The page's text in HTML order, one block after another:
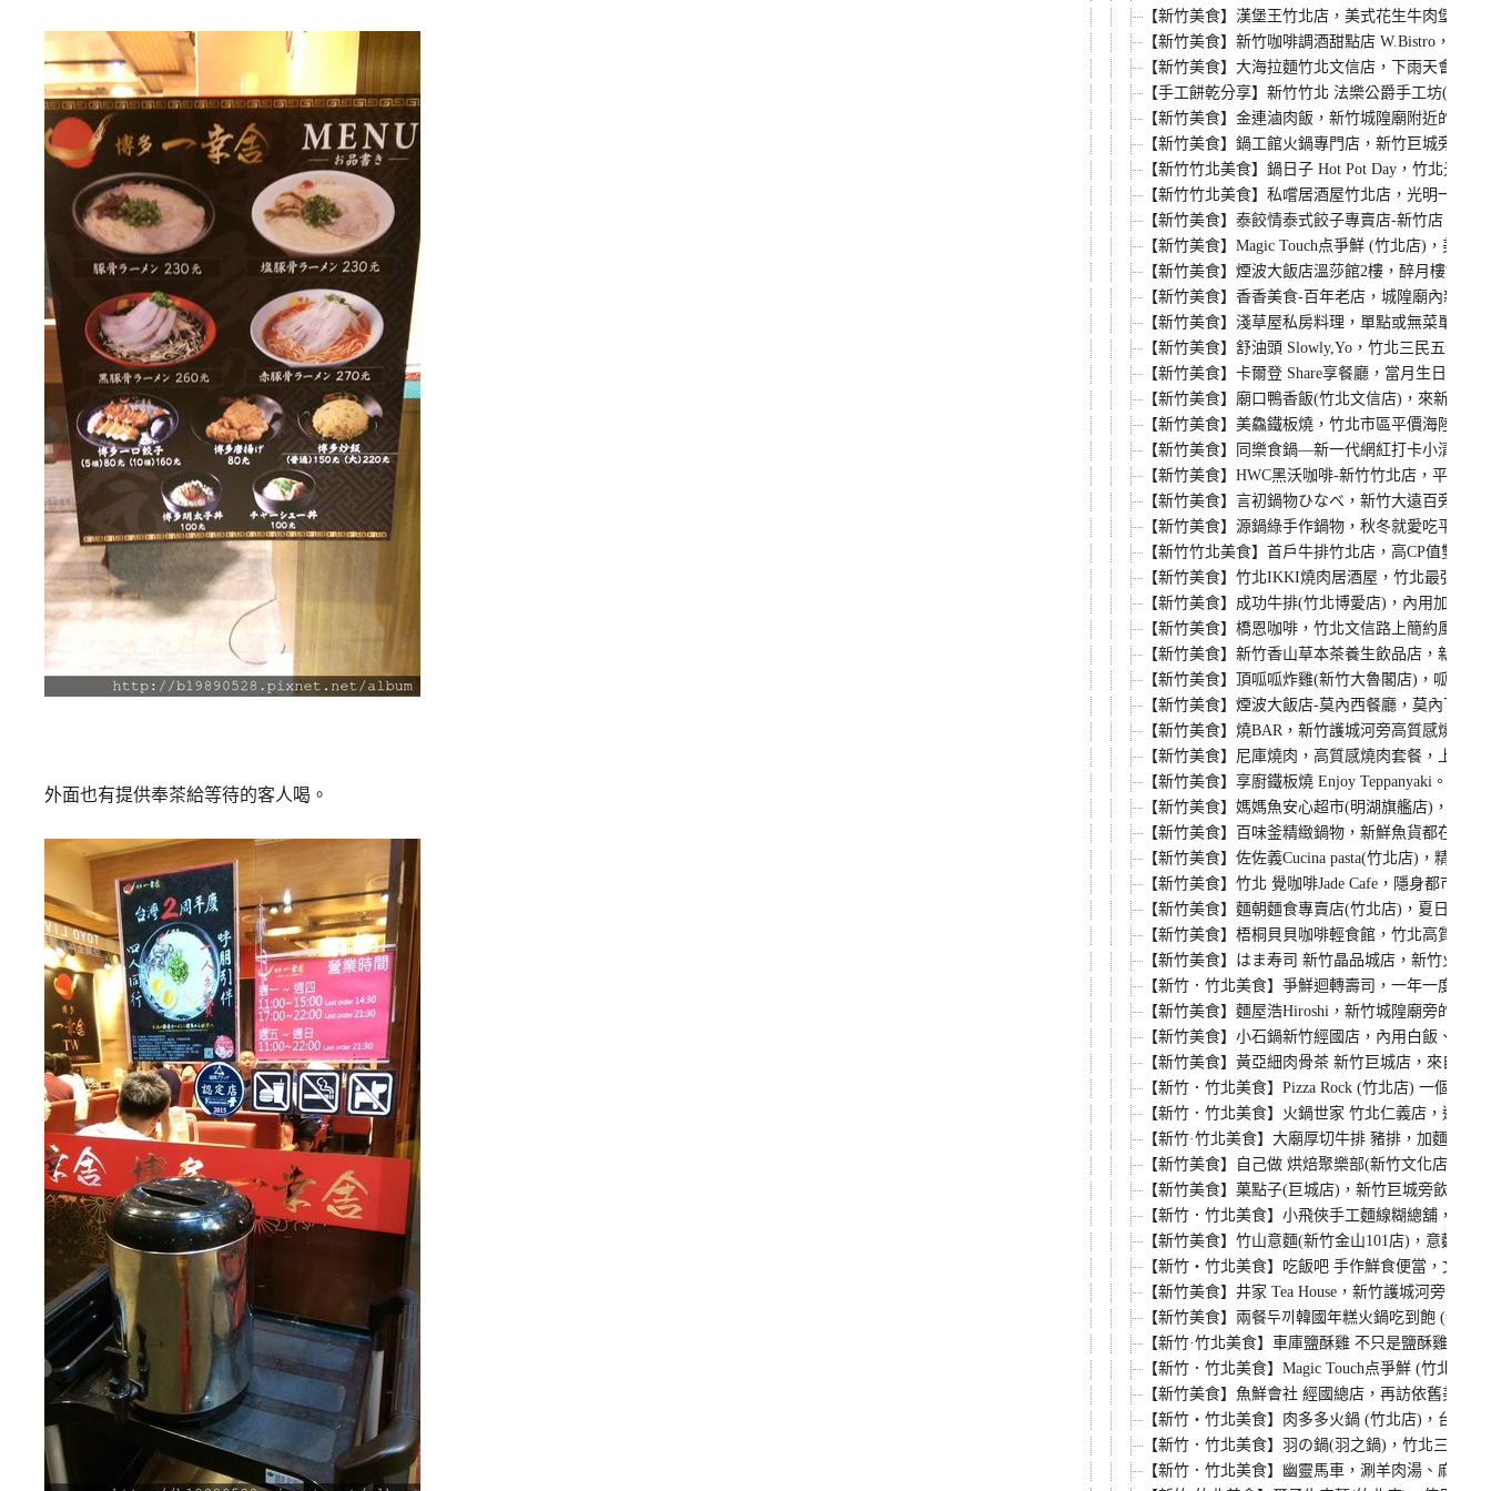
外面也有提供奉茶給等待的客人喝。
【新竹美食】漢堡王竹北店，美式花生牛肉堡餐，
【新竹美食】新竹咖啡調酒甜點店 W.Bistro，新
【新竹美食】大海拉麵竹北文信店，下雨天會有
【手工餅乾分享】新竹竹北 法樂公爵手工坊
【新竹美食】金連滷肉飯，新竹城隍廟附近的新
【新竹美食】鍋工館火鍋專門店，新竹巨城旁第
【新竹竹北美食】鍋日子 Hot Pot Day，竹北光明
【新竹竹北美食】私嚐居酒屋竹北店，光明一路
【新竹美食】泰餃情泰式餃子專賣店-新竹店，五
【新竹美食】Magic Touch点爭鮮 (竹北店)，美國
【新竹美食】煙波大飯店溫莎館2樓，醉月樓烤鴨
【新竹美食】香香美食-百年老店，城隍廟內新竹
【新竹美食】淺草屋私房料理，單點或無菜單快
【新竹美食】舒油頭 Slowly,Yo，竹北三民五號店
【新竹美食】卡爾登 Share享餐廳，當月生日義
【新竹美食】廟口鴨香飯(竹北文信店)，來新竹必
【新竹美食】美鱻鐵板燒，竹北市區平價海陸鐵
【新竹美食】同樂食鍋—新一代網紅打卡小清新餐
【新竹美食】HWC黑沃咖啡-新竹竹北店，平價精
【新竹美食】言初鍋物ひなべ，新竹大遠百旁工
【新竹美食】源鍋綠手作鍋物，秋冬就愛吃平價
【新竹竹北美食】首戶牛排竹北店，高CP值雙拼
【新竹美食】竹北IKKI燒肉居酒屋，竹北最強單
【新竹美食】成功牛排(竹北博愛店)，內用加麵不
【新竹美食】橋恩咖啡，竹北文信路上簡約風咖
【新竹美食】新竹香山草本茶養生飲品店，新竹
【新竹美食】頂呱呱炸雞(新竹大魯閣店)，呱呱包
【新竹美食】煙波大飯店-莫內西餐廳，莫內下午
【新竹美食】燒BAR，新竹護城河旁高質感燒肉
【新竹美食】尼庫燒肉，高質感燒肉套餐，上班
【新竹美食】享廚鐵板燒 Enjoy Teppanyaki。竹
【新竹美食】媽媽魚安心超市(明湖旗艦店)，來吃
【新竹美食】百味釜精緻鍋物，新鮮魚貨都在這
【新竹美食】佐佐義Cucina pasta(竹北店)，精緻
【新竹美食】竹北 覺咖啡Jade Cafe，隱身都市巷
【新竹美食】麵朝麵食專賣店(竹北店)，夏日炎炎
【新竹美食】梧桐貝貝咖啡輕食館，竹北高質感
【新竹美食】はま寿司 新竹晶品城店，新竹火車
【新竹．竹北美食】爭鮮迴轉壽司，一年一度的
【新竹美食】麵屋浩Hiroshi，新竹城隍廟旁的拉
【新竹美食】小石鍋新竹經國店，內用白飯、飲
【新竹美食】黃亞細肉骨茶 新竹巨城店，來自新
【新竹．竹北美食】Pizza Rock (竹北店) 一個人
【新竹．竹北美食】火鍋世家 竹北仁義店，週一
【新竹·竹北美食】大廟厚切牛排 豬排，加麵不
【新竹美食】自己做 烘焙聚樂部(新竹文化店)，
【新竹美食】菓點子(巨城店)，新竹巨城旁飲品專
【新竹．竹北美食】小飛俠手工麵線糊總舖，獨
【新竹美食】竹山意麵(新竹金山101店)，意麵必
【新竹‧竹北美食】吃飯吧 手作鮮食便當，文青
【新竹美食】井家 Tea House，新竹護城河旁素
【新竹美食】兩餐두끼韓國年糕火鍋吃到飽 (新竹
【新竹·竹北美食】車庫鹽酥雞 不只是鹽酥雞，
【新竹．竹北美食】Magic Touch点爭鮮 (竹北店)
【新竹美食】魚鮮會社 經國總店，再訪依舊美味
【新竹‧竹北美食】肉多多火鍋 (竹北店)，台灣火
【新竹．竹北美食】羽の鍋(羽之鍋)，竹北三民路
【新竹．竹北美食】幽靈馬車，涮羊肉湯、麻油